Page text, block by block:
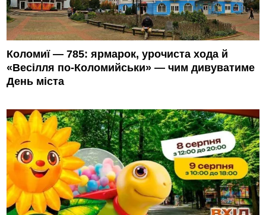
Коломиї — 785: ярмарок, урочиста хода й
«Весілля по-Коломийськи» — чим дивуватиме
День міста